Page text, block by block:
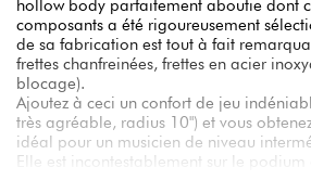
hollow body parfaitement aboutie dont
composants a été rigoureusement
de sa fabrication est tout à fait
frettes chanfreinées, frettes en acier
blocage).
Ajoutez à ceci un confort de jeu
très agréable, radius 10") et vous
idéal pour un musicien de niveau
Elle est incontestablement sur le podium